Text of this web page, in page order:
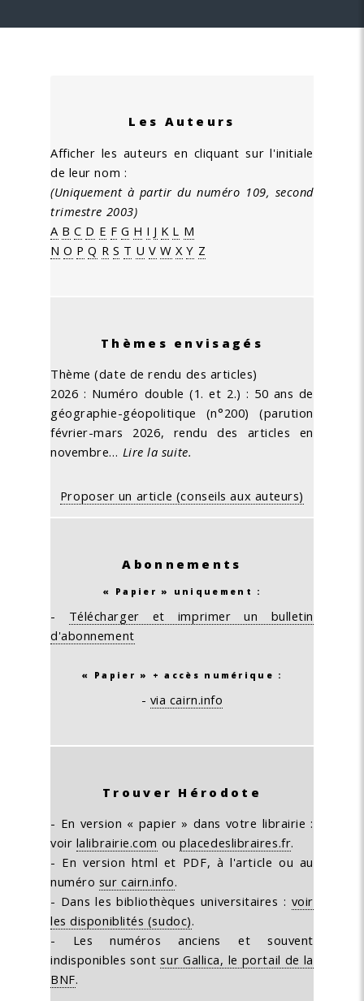
Les Auteurs
Afficher les auteurs en cliquant sur l'initiale
de leur nom :
(Uniquement à partir du numéro 109, second
trimestre 2003)
A B C D E F G H I J K L M
N O P Q R S T U V W X Y Z
Thèmes envisagés
Thème (date de rendu des articles)
2026 : Numéro double (1. et 2.) : 50 ans de
géographie-géopolitique (n°200) (parution
février-mars 2026, rendu des articles en
novembre… Lire la suite.
Proposer un article (conseils aux auteurs)
Abonnements
« Papier » uniquement :
- Télécharger et imprimer un bulletin
d'abonnement
« Papier » + accès numérique :
- via cairn.info
Trouver Hérodote
- En version « papier » dans votre librairie :
voir lalibrairie.com ouplacedeslibraires.fr.
- En version html et PDF, à l'article ou au
numéro sur cairn.info.
- Dans les bibliothèques universitaires : voir
les disponiblités (sudoc).
- Les numéros anciens et souvent
indisponibles sontsur Gallica, le portail de la
BNF.